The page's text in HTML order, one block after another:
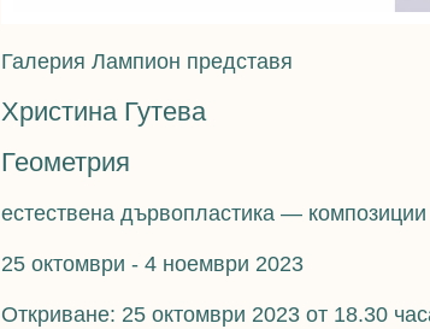
Галерия Лампион представя
Христина Гутева
Геометрия
естествена дървопластика — композиции
25 октомври - 4 ноември 2023
Откриване: 25 октомври 2023 от 18.30